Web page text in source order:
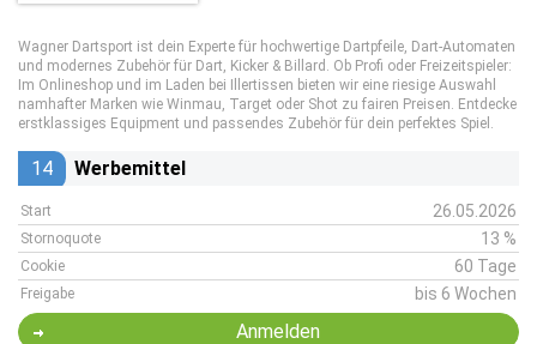
Wagner Dartsport ist dein Experte für hochwertige Dartpfeile, Dart-Automaten
und modernes Zubehör für Dart, Kicker & Billard. Ob Profi oder Freizeitspieler:
Im Onlineshop und im Laden bei Illertissen bieten wir eine riesige Auswahl
namhafter Marken wie Winmau, Target oder Shot zu fairen Preisen. Entdecke
erstklassiges Equipment und passendes Zubehör für dein perfektes Spiel.
14 Werbemittel
Start 26.05.2026
Stornoquote 13 %
Cookie 60 Tage
Freigabe bis 6 Wochen
Anmelden